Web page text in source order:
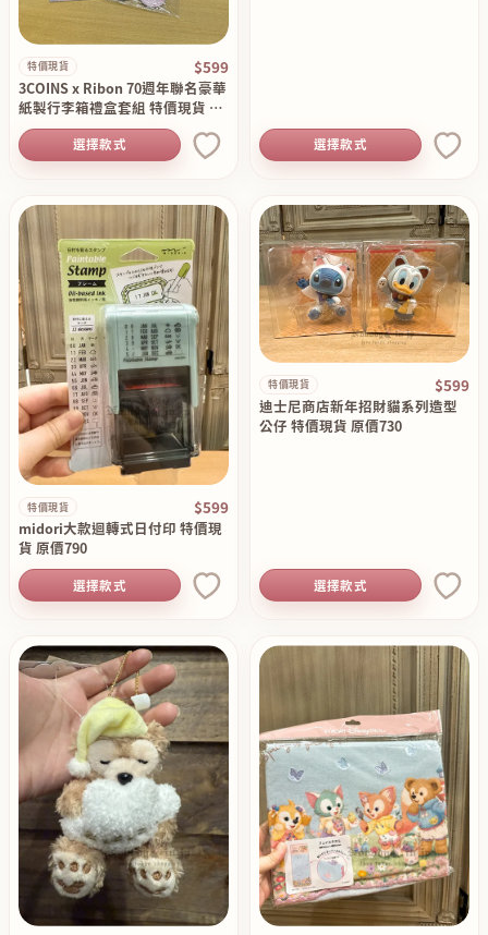
特價現貨 $599
3COINS x Ribon 70週年聯名豪華
紙製行李箱禮盒套組 特價現貨 原
價990
選擇款式 選擇款式
特價現貨 $599
midori大款迴轉式日付印 特價現
貨 原價790
選擇款式
特價現貨 $599
迪士尼商店新年招財貓系列造型
公仔 特價現貨 原價730
選擇款式